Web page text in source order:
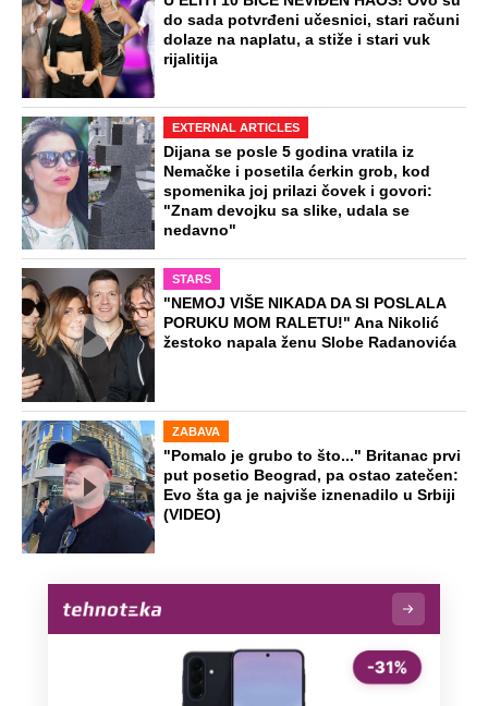
do sada potvrđeni učesnici, stari računi
dolaze na naplatu, a stiže i stari vuk
rijalitija
EXTERNAL ARTICLES
Dijana se posle 5 godina vratila iz
Nemačke i posetila ćerkin grob, kod
spomenika joj prilazi čovek i govori:
"Znam devojku sa slike, udala se
nedavno"
STARS
"NEMOJ VIŠE NIKADA DA SI POSLALA
PORUKU MOM RALETU!" Ana Nikolić
žestoko napala ženu Slobe Radanovića
ZABAVA
"Pomalo je grubo to što..." Britanac prvi
put posetio Beograd, pa ostao zatečen:
Evo šta ga je najviše iznenadilo u Srbiji
(VIDEO)